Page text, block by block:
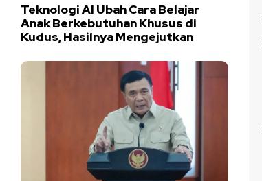
Teknologi AI Ubah Cara Belajar
Anak Berkebutuhan Khusus di
Kudus, Hasilnya Mengejutkan